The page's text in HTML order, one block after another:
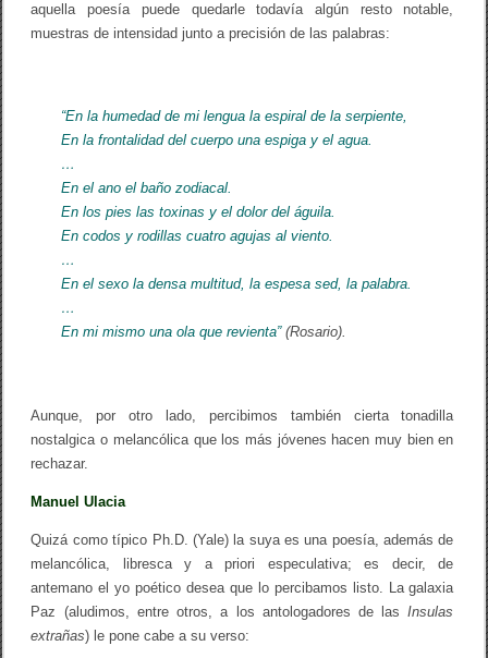
aquella poesía puede quedarle todavía algún resto notable,
muestras de intensidad junto a precisión de las palabras:
“En la humedad de mi lengua la espiral de la serpiente,
En la frontalidad del cuerpo una espiga y el agua.
…
En el ano el baño zodiacal.
En los pies las toxinas y el dolor del águila.
En codos y rodillas cuatro agujas al viento.
…
En el sexo la densa multitud, la espesa sed, la palabra.
…
En mi mismo una ola que revienta” (Rosario).
Aunque, por otro lado, percibimos también cierta tonadilla
nostalgica o melancólica que los más jóvenes hacen muy bien en
rechazar.
Manuel Ulacia
Quizá como típico Ph.D. (Yale) la suya es una poesía, además de
melancólica, libresca y a priori especulativa; es decir, de
antemano el yo poético desea que lo percibamos listo. La galaxia
Paz (aludimos, entre otros, a los antologadores de lasInsulas
extrañas) le pone cabe a su verso: